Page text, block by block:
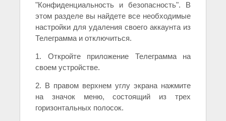
"Конфиденциальность и безопасность". В
этом разделе вы найдете все необходимые
настройки для удаления своего аккаунта из
Телеграмма и отключиться.
1. Откройте приложение Телеграмма на
своем устройстве.
2. В правом верхнем углу экрана нажмите
на значок меню, состоящий из трех
горизонтальных полосок.